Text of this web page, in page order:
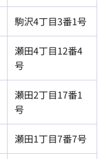
駒沢4丁目3番1号
瀬田4丁目12番4
号
瀬田2丁目17番1
号
瀬田1丁目7番7号